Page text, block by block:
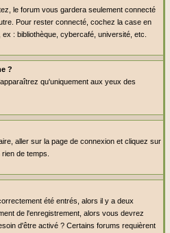
le forum vous gardera seulement connecté
Pour rester connecté, cochez la case en
: bibliothèque, cybercafé, université, etc.
?
qu'uniquement aux yeux des
aller sur la page de connexion et cliquez sur
de temps.
été entrés, alors il y a deux
de l'enregistrement, alors vous devrez
d'être activé ? Certains forums requièrent